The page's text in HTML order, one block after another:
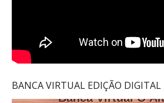
BANCA VIRTUAL EDIÇÃO DIGITAL